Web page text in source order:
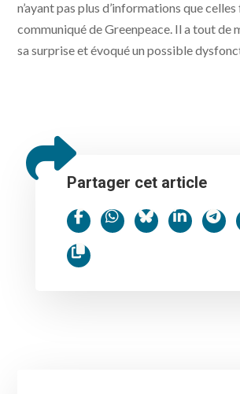
n’ayant pas plus d’informations que
communiqué de Greenpeace. Il a tout de
sa surprise et évoqué un possible
Partager cet article